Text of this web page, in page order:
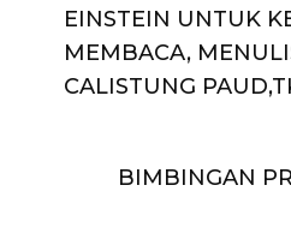
EINSTEIN UNTUK
MEMBACA,
CALISTUNG
BIMBINGAN